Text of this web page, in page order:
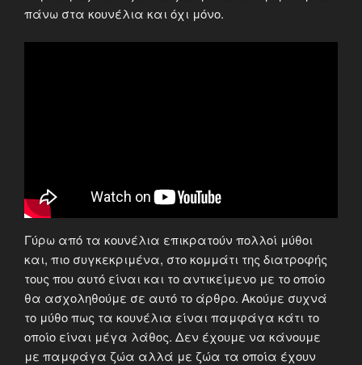
πάνω στα κουνέλια και όχι μόνο.
Γύρω από τα κουνέλια επικρατούν πολλοί μύθοι
και, πιο συγκεκριμένα, στο κομμάτι της διατροφής
τους που αυτό είναι και το αντικείμενο με το οποίο
θα ασχοληθούμε σε αυτό το άρθρο. Ακούμε συχνά
το μύθο πως τα κουνέλια είναι παμφάγα κάτι το
οποίο είναι μέγα λάθος. Δεν έχουμε να κάνουμε
με παμφάγα ζώα αλλά με ζώα τα οποία έχουν